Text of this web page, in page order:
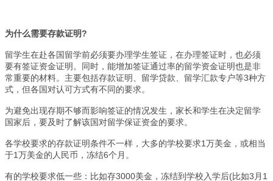
为什么需要存款证明?
留学生在赴各国留学前必须要办理学生签证，在办理签证时，也必须
要有签证资金证明。同时，能增加签证通过率的留学资金证明也是非
常重要的材料。主要包括存款证明、留学贷款、留学汇款专户等3种方
式，但各国对认可方式有不同的要求。
为避免出现存期不够而影响签证的情况发生，家长和学生在决定留学
国家后，要及时了解该国对留学保证资金的要求。
各学校要求的存款证明条件不一样，大多的学校要求1万美金，或相当
于1万美金的人民币，冻结6个月。
有的学校要求低一些：比如存3000美金，冻结到学校入学后(比如3月1